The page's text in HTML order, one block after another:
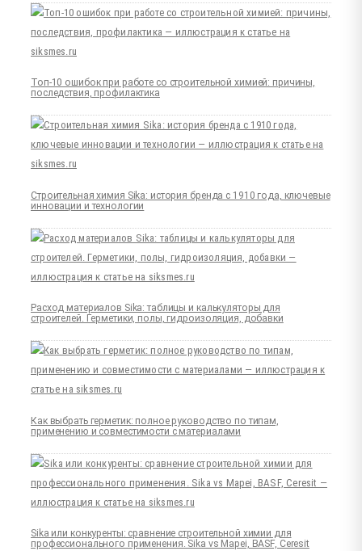
Топ-10 ошибок при работе со строительной химией: причины,
последствия, профилактика
Строительная химия Sika: история бренда с 1910 года, ключевые
инновации и технологии
Расход материалов Sika: таблицы и калькуляторы для
строителей. Герметики, полы, гидроизоляция, добавки
Как выбрать герметик: полное руководство по типам,
применению и совместимости с материалами
Sika или конкуренты: сравнение строительной химии для
профессионального применения. Sika vs Mapei, BASF, Ceresit